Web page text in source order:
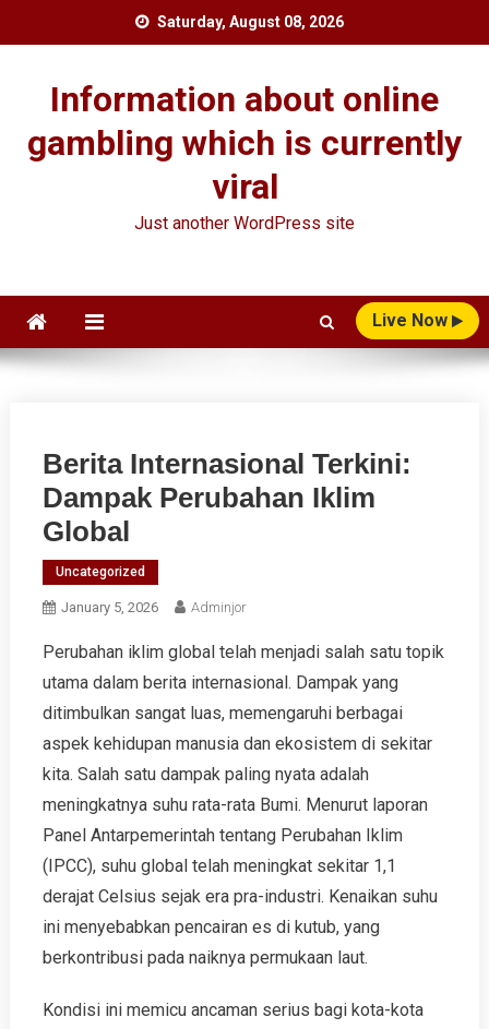
Saturday, August 08, 2026
Information about online
gambling which is currently
viral
Just another WordPress site
Live Now
Berita Internasional Terkini:
Dampak Perubahan Iklim
Global
Uncategorized
January 5, 2026 Adminjor
Perubahan iklim global telah menjadi salah satu topik
utama dalam berita internasional. Dampak yang
ditimbulkan sangat luas, memengaruhi berbagai
aspek kehidupan manusia dan ekosistem di sekitar
kita. Salah satu dampak paling nyata adalah
meningkatnya suhu rata-rata Bumi. Menurut laporan
Panel Antarpemerintah tentang Perubahan Iklim
(IPCC), suhu global telah meningkat sekitar 1,1
derajat Celsius sejak era pra-industri. Kenaikan suhu
ini menyebabkan pencairan es di kutub, yang
berkontribusi pada naiknya permukaan laut.
Kondisi ini memicu ancaman serius bagi kota-kota